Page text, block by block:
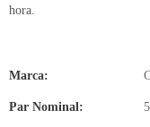
hora.
Marca:
Par Nominal: